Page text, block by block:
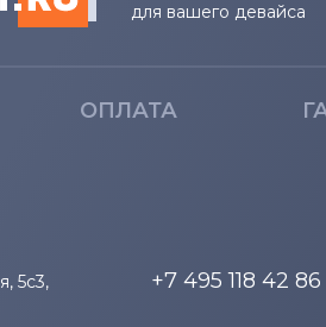
для вашего девайса
ОПЛАТА
5с3,
+7 495 118 42 86